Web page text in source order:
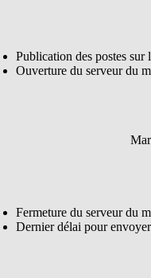
Publication des postes
Ouverture du serveur du
Fermeture du serveur du
Dernier délai pour